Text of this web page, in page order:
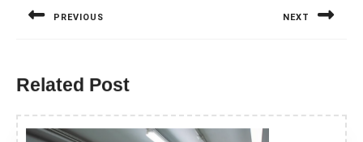
PREVIOUS NEXT
Related Post